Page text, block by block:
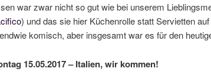
war zwar nicht so gut wie bei unserem
) und das sie hier Küchenrolle statt Servietten
komisch, aber insgesamt war es für den
15.05.2017 – Italien, wir kommen!